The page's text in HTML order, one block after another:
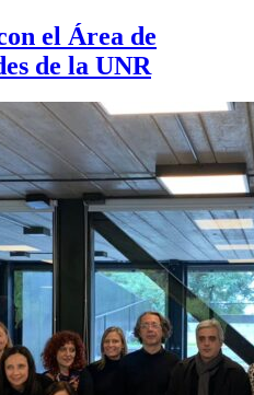
el Área de
de la UNR